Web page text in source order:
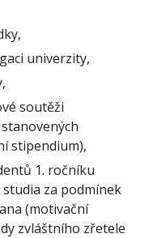
univerzity,
soutěži
stipendium),
1. ročníku
za podmínek
(motivační
zvláštního zřetele